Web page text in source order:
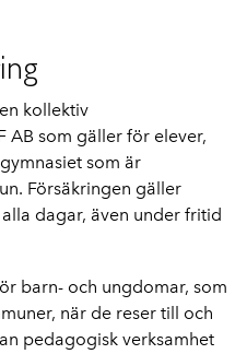
kollektiv
AB som gäller för elever,
som är
Försäkringen gäller
dagar, även under fritid
barn- och ungdomar, som
när de reser till och
pedagogisk verksamhet